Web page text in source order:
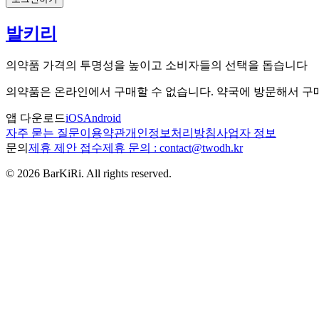
발키리
의약품 가격의 투명성을 높이고 소비자들의 선택을 돕습니다
의약품은 온라인에서 구매할 수 없습니다. 약국에 방문해서 구
앱 다운로드iOSAndroid
자주 묻는 질문이용약관개인정보처리방침사업자 정보
문의 제휴 제안 접수제휴 문의 : contact@twodh.kr
© 2026 BarKiRi. All rights reserved.